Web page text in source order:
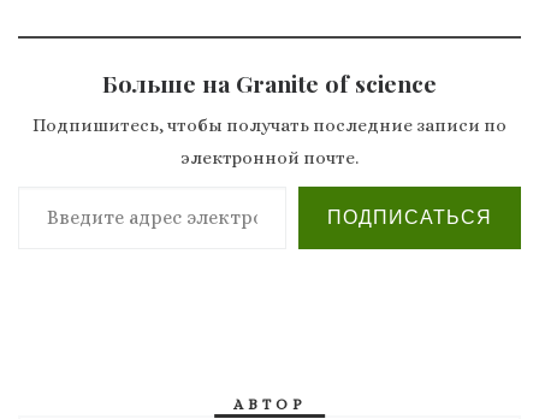
Больше на Granite of science
Подпишитесь, чтобы получать последние записи по
электронной почте.
Введите адрес электронной почты…
ПОДПИСАТЬСЯ
АВТОР